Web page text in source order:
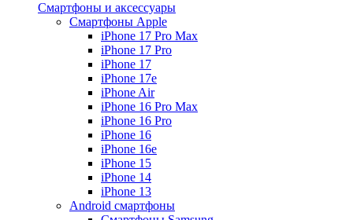
Смартфоны и аксессуары
Смартфоны Apple
iPhone 17 Pro Max
iPhone 17 Pro
iPhone 17
iPhone 17e
iPhone Air
iPhone 16 Pro Max
iPhone 16 Pro
iPhone 16
iPhone 16e
iPhone 15
iPhone 14
iPhone 13
Android cмартфоны